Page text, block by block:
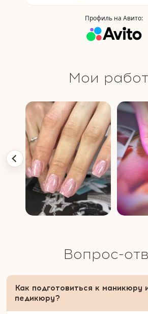
Профиль на Авито:
Мои
Вопрос-
Как подготовиться к маникюру
педикюру?